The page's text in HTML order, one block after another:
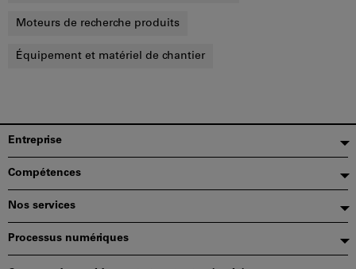
Moteurs de recherche produits
Équipement et matériel de chantier
Pied
de
page
Entreprise
Compétences
Nos services
Processus numériques